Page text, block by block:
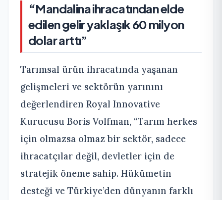
“Mandalina ihracatından elde
edilen gelir yaklaşık 60 milyon
dolar arttı”
Tarımsal ürün ihracatında yaşanan
gelişmeleri ve sektörün yarınını
değerlendiren Royal Innovative
Kurucusu Boris Volfman, “Tarım herkes
için olmazsa olmaz bir sektör, sadece
ihracatçılar değil, devletler için de
stratejik öneme sahip. Hükümetin
desteği ve Türkiye’den dünyanın farklı